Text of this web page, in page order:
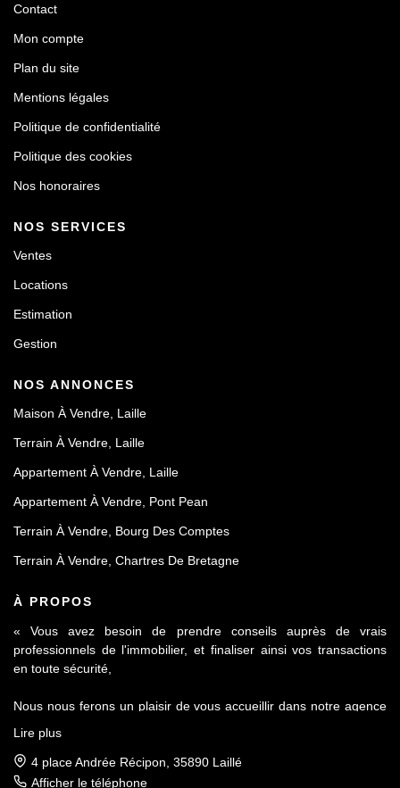
Contact
Mon compte
Plan du site
Mentions légales
Politique de confidentialité
Politique des cookies
Nos honoraires
NOS SERVICES
Ventes
Locations
Estimation
Gestion
NOS ANNONCES
Maison À Vendre, Laille
Terrain À Vendre, Laille
Appartement À Vendre, Laille
Appartement À Vendre, Pont Pean
Terrain À Vendre, Bourg Des Comptes
Terrain À Vendre, Chartres De Bretagne
À PROPOS
« Vous avez besoin de prendre conseils auprès de vrais
professionnels de l'immobilier, et finaliser ainsi vos transactions
en toute sécurité,
Nous nous ferons un plaisir de vous accueillir dans notre agence
sur l'axe Rennes-Nantes.
Réputés pour notre sérieux et notre déontologie, membre de la
Lire plus
4 place Andrée Récipon, 35890 Laillé
Afficher le téléphone